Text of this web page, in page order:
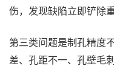
伤，发现缺陷立即铲除
第三类问题是制孔精度
差、孔距不一、孔壁毛